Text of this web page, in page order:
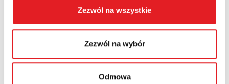
Zezwól na wszystkie
Zezwól na wybór
Odmowa
osobowych przez Relpol S.A. Więcej informacji na
temat przetwarzania danych osobowych wPolityce